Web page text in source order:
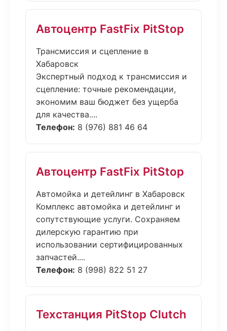
Автоцентр FastFix PitStop
Трансмиссия и сцепление в
Хабаровск
Экспертный подход к трансмиссия и
сцепление: точные рекомендации,
экономим ваш бюджет без ущерба
для качества....
Телефон: 8 (976) 881 46 64
Автоцентр FastFix PitStop
Автомойка и детейлинг в Хабаровск
Комплекс автомойка и детейлинг и
сопутствующие услуги. Сохраняем
дилерскую гарантию при
использовании сертифицированных
запчастей....
Телефон: 8 (998) 822 51 27
Техстанция PitStop Clutch